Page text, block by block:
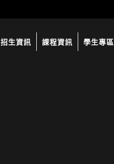
招生資訊 課程資訊 學生專區